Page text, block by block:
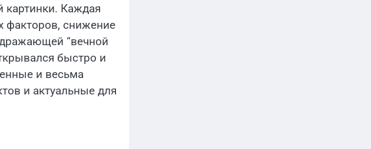
картинки. Каждая
факторов, снижение
“вечной
быстро и
и весьма
и актуальные для